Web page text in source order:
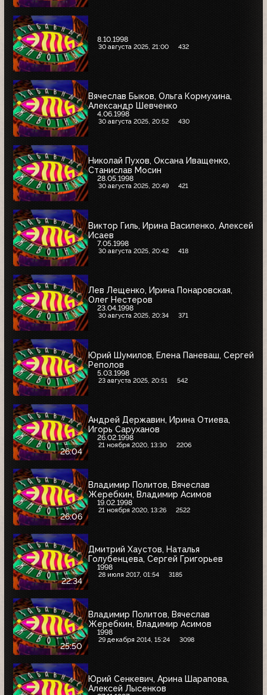
8.10.1998
30 августа 2025, 21:00 432
Вячеслав Быков, Ольга Кормухина,
Александр Шевченко
4.06.1998
30 августа 2025, 20:52 430
Николай Пухов, Оксана Иващенко,
Станислав Мосин
28.05.1998
30 августа 2025, 20:49 421
Виктор Гиль, Ирина Василенко, Алексей
Исаев
7.05.1998
30 августа 2025, 20:42 418
Лев Лещенко, Ирина Понаровская,
Олег Нестеров
23.04.1998
30 августа 2025, 20:34 371
Юрий Шумилов, Елена Паневаш, Сергей
Реполов
5.03.1998
23 августа 2025, 20:51 542
26:04
Андрей Державин, Ирина Отиева,
Игорь Саруханов
26.02.1998
21 ноября 2020, 13:30 2206
26:06
Владимир Политов, Вячеслав
Жеребкин, Владимир Асимов
19.02.1998
21 ноября 2020, 13:26 2522
22:34
Дмитрий Хаустов, Наталья
Голубенцева, Сергей Григорьев
1998
28 июля 2017, 01:54 3185
25:50
Владимир Политов, Вячеслав
Жеребкин, Владимир Асимов
1998
29 декабря 2014, 15:24 3098
Юрий Сенкевич, Арина Шарапова,
Алексей Лысенков